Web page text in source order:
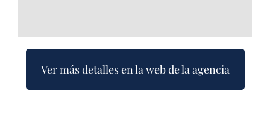
Ver más detalles en la web de la agencia